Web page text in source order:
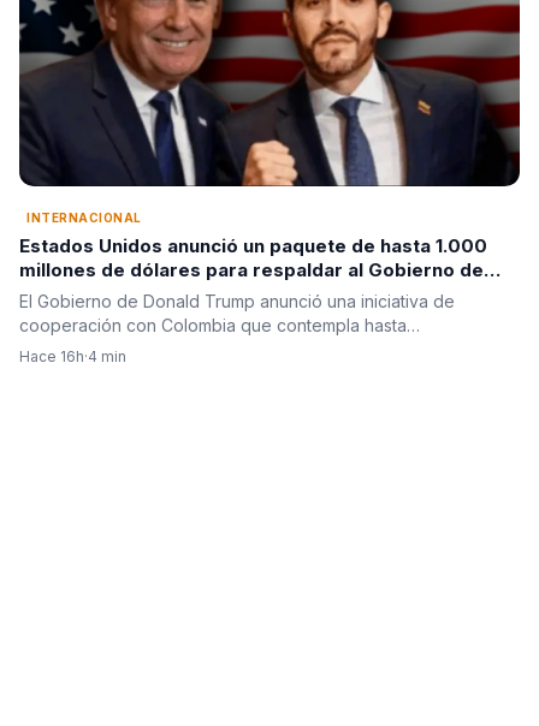
INTERNACIONAL
Estados Unidos anunció un paquete de hasta 1.000
millones de dólares para respaldar al Gobierno de
Abelardo de la Espriella
El Gobierno de Donald Trump anunció una iniciativa de
cooperación con Colombia que contempla hasta…
Hace 16h·4 min